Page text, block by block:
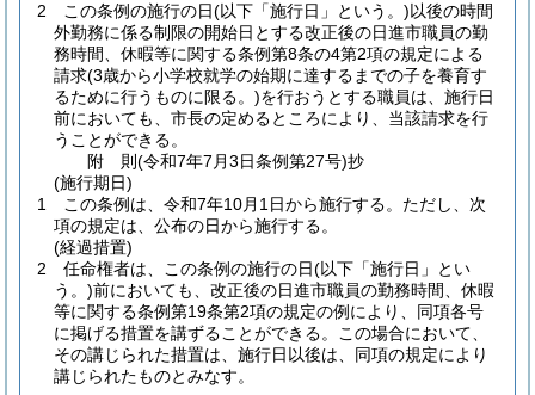
2
この条例の施行の日(以下「施行日」という。)以後の時間
外勤務に係る制限の開始日とする改正後の日進市職員の勤
務時間、休暇等に関する条例第8条の4第2項の規定による
請求(3歳から小学校就学の始期に達するまでの子を養育す
るために行うものに限る。)を行おうとする職員は、施行日
前においても、市長の定めるところにより、当該請求を行
うことができる。
附 則(令和7年7月3日条例第27号)抄
(施行期日)
1
この条例は、令和7年10月1日から施行する。 ただし、次
項の規定は、公布の日から施行する。
(経過措置)
2
任命権者は、この条例の施行の日(以下「施行日」とい
う。)前においても、改正後の日進市職員の勤務時間、休暇
等に関する条例第19条第2項の規定の例により、同項各号
に掲げる措置を講ずることができる。
この場合において、
その講じられた措置は、施行日以後は、同項の規定により
講じられたものとみなす。